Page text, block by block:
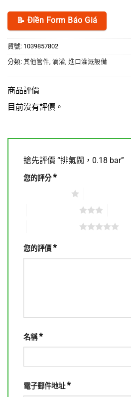
📝 Điền Form Báo Giá
貨號: 1039857802
分類: 其他管件 滴灌 進口灌溉設備
商品評價
目前沒有評價。
搶先評價 “排氣閥，0.18 bar”
您的評分*
您的評價*
名稱*
電子郵件地址*